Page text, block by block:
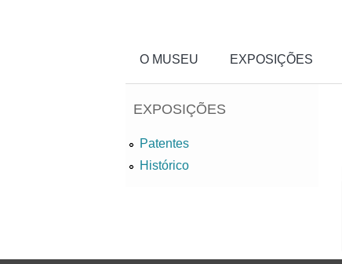
O MUSEU EXPOSIÇÕES
EXPOSIÇÕES
Patentes
Histórico